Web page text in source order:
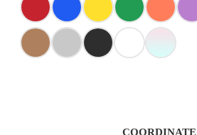
COORDINATE